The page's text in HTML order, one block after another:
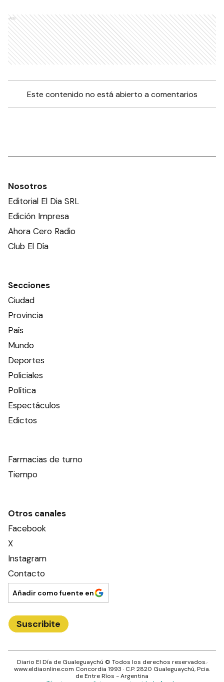
Ads
Este contenido no está abierto a comentarios
Nosotros
Editorial El Dia SRL
Edición Impresa
Ahora Cero Radio
Club El Día
Secciones
Ciudad
Provincia
País
Mundo
Deportes
Policiales
Política
Espectáculos
Edictos
Farmacias de turno
Tiempo
Otros canales
Facebook
X
Instagram
Contacto
Añadir como fuente en
Suscribite
Diario El Día de Gualeguaychú © Todos los derechos reservados.·
www.eldiaonline.com Concordia 1993 · C.P.2820 Gualeguaychú, Pcia.
deEntre Ríos - Argentina